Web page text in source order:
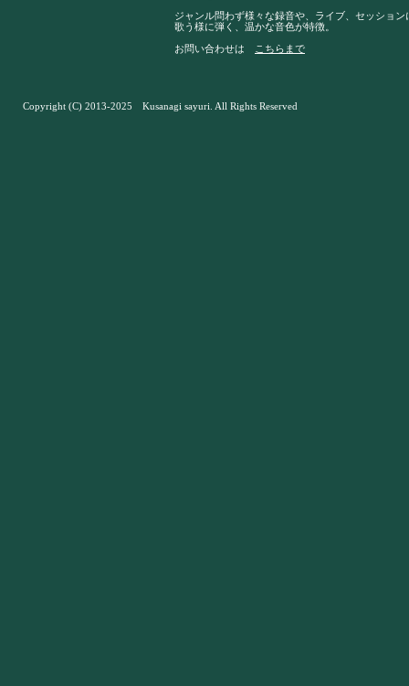
ジャンル問わず様々な録音や、ライブ、セッショ
歌う様に弾く、温かな音色が特徴。
お問い合わせは
こちらまで
Copyright (C) 2013-2025 Kusanagi sayuri. All Rights Reserved